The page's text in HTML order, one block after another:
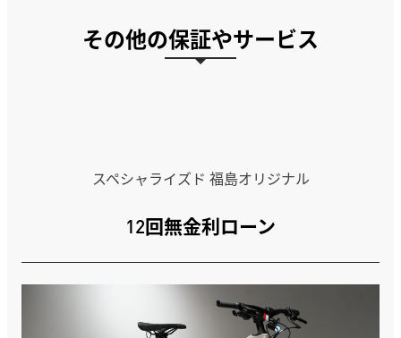
その他の保証やサービス
スペシャライズド 福島オリジナル
12回無金利ローン